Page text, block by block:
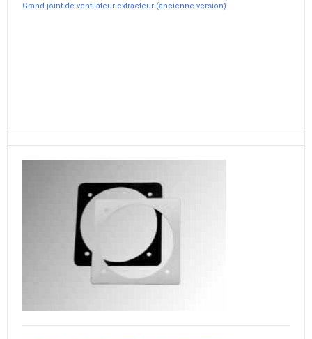
Grand joint de ventilateur extracteur (ancienne version)